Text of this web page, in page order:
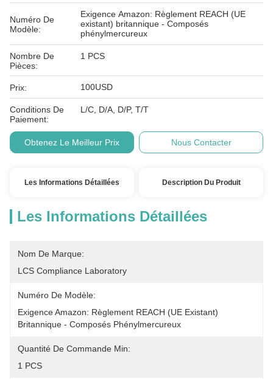
Numéro De
Modèle:
Exigence Amazon: Règlement REACH (UE
existant) britannique - Composés
phénylmercureux
Nombre De
Pièces:
1 PCS
Prix: 100USD
Conditions De
Paiement:
L/C, D/A, D/P, T/T
Obtenez Le Meilleur Prix Nous Contacter
Les Informations Détaillées Description Du Produit
Les Informations Détaillées
Nom De Marque:
LCS Compliance Laboratory
Numéro De Modèle:
Exigence Amazon: Règlement REACH (UE Existant)
Britannique - Composés Phénylmercureux
Quantité De Commande Min:
1 PCS